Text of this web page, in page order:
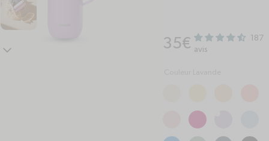
chevron-down
Prix habituel
35€
187
avis